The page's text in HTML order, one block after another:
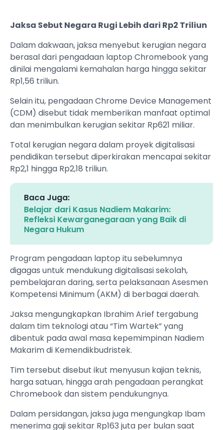
Jaksa Sebut Negara Rugi Lebih dari Rp2 Triliun
Dalam dakwaan, jaksa menyebut kerugian negara
berasal dari pengadaan laptop Chromebook yang
dinilai mengalami kemahalan harga hingga sekitar
Rp1,56 triliun.
Selain itu, pengadaan Chrome Device Management
(CDM) disebut tidak memberikan manfaat optimal
dan menimbulkan kerugian sekitar Rp621 miliar.
Total kerugian negara dalam proyek digitalisasi
pendidikan tersebut diperkirakan mencapai sekitar
Rp2,1 hingga Rp2,18 triliun.
Baca Juga:
Belajar dari Kasus Nadiem Makarim:
Refleksi Kewarganegaraan yang Baik di
Negara Hukum
Program pengadaan laptop itu sebelumnya
digagas untuk mendukung digitalisasi sekolah,
pembelajaran daring, serta pelaksanaan Asesmen
Kompetensi Minimum (AKM) di berbagai daerah.
Jaksa mengungkapkan Ibrahim Arief tergabung
dalam tim teknologi atau “Tim Wartek” yang
dibentuk pada awal masa kepemimpinan Nadiem
Makarim di Kemendikbudristek.
Tim tersebut disebut ikut menyusun kajian teknis,
harga satuan, hingga arah pengadaan perangkat
Chromebook dan sistem pendukungnya.
Dalam persidangan, jaksa juga mengungkap Ibam
menerima gaji sekitar Rp163 juta per bulan saat